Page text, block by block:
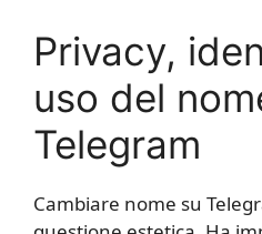
Privacy,
uso del
Telegram
Cambiare nome su